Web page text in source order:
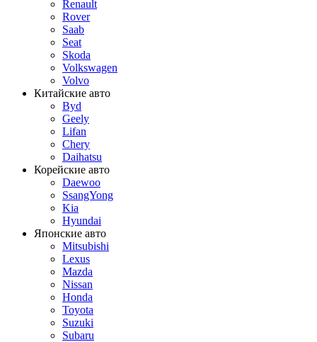
Renault
Rover
Saab
Seat
Skoda
Volkswagen
Volvo
Китайские авто
Byd
Geely
Lifan
Chery
Daihatsu
Корейские авто
Daewoo
SsangYong
Kia
Hyundai
Японские авто
Mitsubishi
Lexus
Mazda
Nissan
Honda
Toyota
Suzuki
Subaru